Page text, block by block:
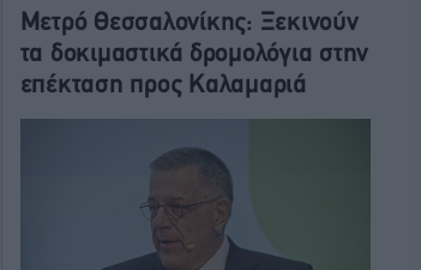
Μετρό Θεσσαλονίκης: Ξεκινούν
τα δοκιμαστικά δρομολόγια στην
επέκταση προς Καλαμαριά